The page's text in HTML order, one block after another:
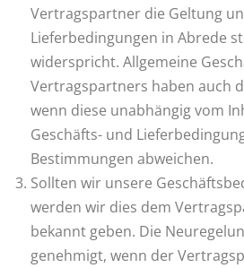
Vertragspartner die Geltung
Lieferbedingungen in Abrede
widerspricht. Allgemeine
Vertragspartners haben auch
wenn diese unabhängig vom
Geschäfts- und
Bestimmungen abweichen.
Sollten wir unsere
werden wir dies dem
bekannt geben. Die
genehmigt, wenn der